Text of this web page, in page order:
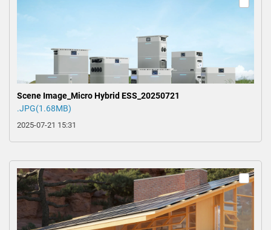
Scene Image_Micro Hybrid ESS_20250721
.JPG(1.68MB)
2025-07-21 15:31